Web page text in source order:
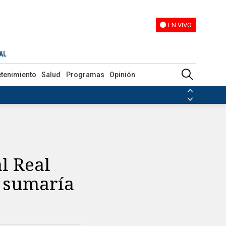
EN VIVO
Salud Programas Opinión
Real